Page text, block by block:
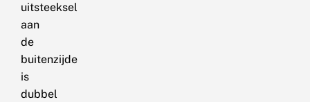
uitsteeksel
aan
de
buitenzijde
is
dubbel